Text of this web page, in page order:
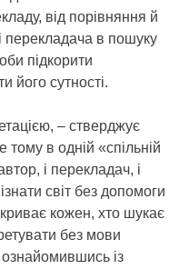
від порівняння й
перекладача в пошуку
підкорити
його сутності.
– стверджує
тому в одній «спільній
і перекладач, і
світ без допомоги
кожен, хто шукає
без мови
із